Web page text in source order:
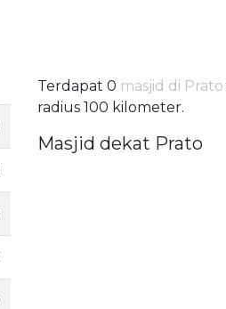
Terdapat 0 masjid di Prato
radius 100 kilometer.
Masjid dekat Prato